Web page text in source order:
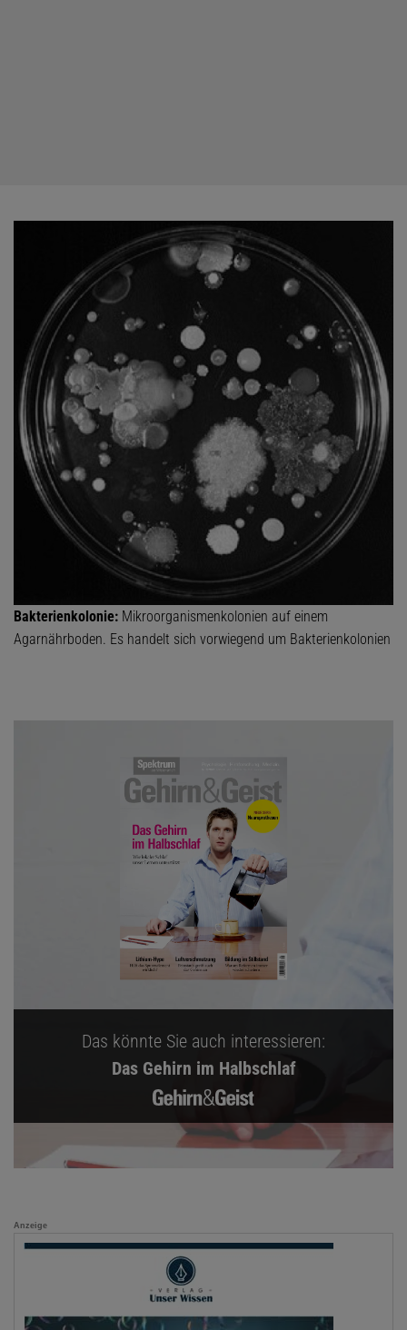
Bakterienkolonie: Mikroorganismenkolonien auf einem
Agarnährboden. Es handelt sich vorwiegend um Bakterienkolonien
Das könnte Sie auch interessieren:
Das Gehirn im Halbschlaf
Anzeige